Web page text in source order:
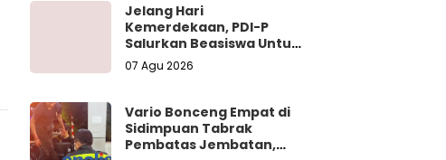
Jelang Hari
Kemerdekaan, PDI-P
Salurkan Beasiswa Untuk
Pelajar di
Padangsidimpuan
07 Agu 2026
Vario Bonceng Empat di
Sidimpuan Tabrak
Pembatas Jembatan,